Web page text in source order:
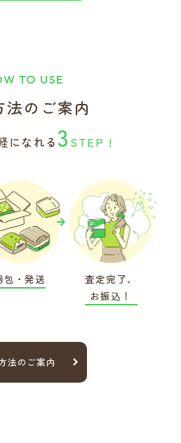
TO USE
法のご案内
になれる 3 STEP !
包・発送
査定完了、
お振込！
法のご案内